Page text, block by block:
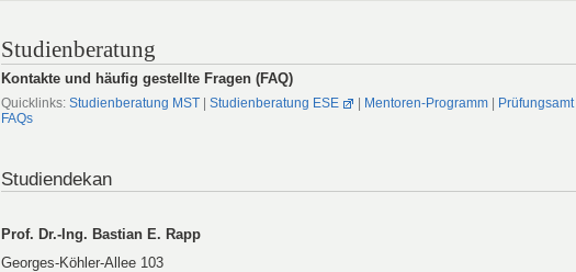
Studienberatung
Kontakte und häufig gestellte Fragen (FAQ)
Quicklinks: Studienberatung MST Studienberatung ESE Mentoren-Programm Prüfungsamt|
FAQs
Studiendekan
Prof. Dr.-Ing. Bastian E. Rapp
Georges-Köhler-Allee 103